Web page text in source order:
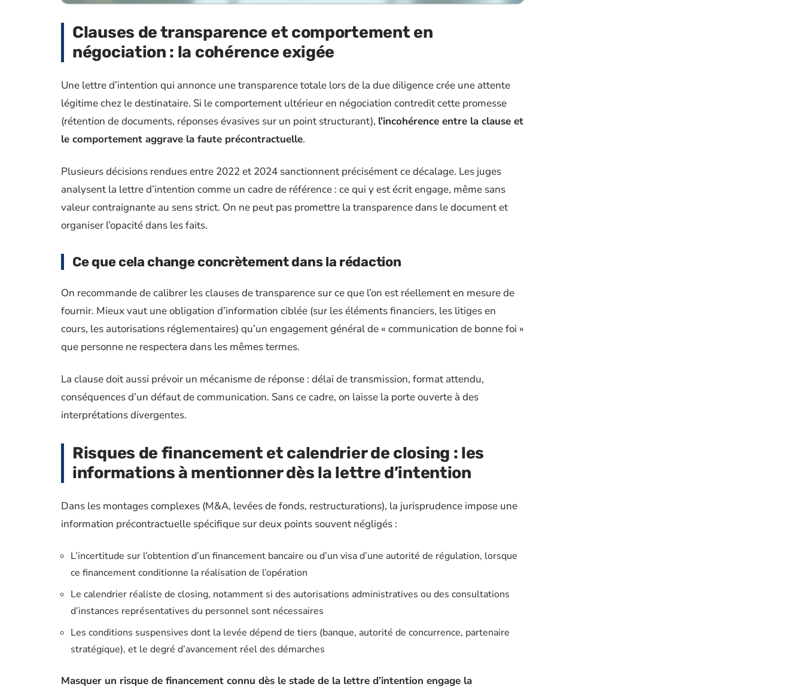
Clauses de transparence et comportement en
négociation : la cohérence exigée
Une lettre d’intention qui annonce une transparence totale lors de la due diligence crée une attente
légitime chez le destinataire. Si le comportement ultérieur en négociation contredit cette promesse
(rétention de documents, réponses évasives sur un point structurant), l’incohérence entre la clause et
le comportement aggrave la faute précontractuelle.
Plusieurs décisions rendues entre 2022 et 2024 sanctionnent précisément ce décalage. Les juges
analysent la lettre d’intention comme un cadre de référence : ce qui y est écrit engage, même sans
valeur contraignante au sens strict. On ne peut pas promettre la transparence dans le document et
organiser l’opacité dans les faits.
Ce que cela change concrètement dans la rédaction
On recommande de calibrer les clauses de transparence sur ce que l’on est réellement en mesure de
fournir. Mieux vaut une obligation d’information ciblée (sur les éléments financiers, les litiges en
cours, les autorisations réglementaires) qu’un engagement général de « communication de bonne foi »
que personne ne respectera dans les mêmes termes.
La clause doit aussi prévoir un mécanisme de réponse : délai de transmission, format attendu,
conséquences d’un défaut de communication. Sans ce cadre, on laisse la porte ouverte à des
interprétations divergentes.
Risques de financement et calendrier de closing : les
informations à mentionner dès la lettre d’intention
Dans les montages complexes (M&A, levées de fonds, restructurations), la jurisprudence impose une
information précontractuelle spécifique sur deux points souvent négligés :
L’incertitude sur l’obtention d’un financement bancaire ou d’un visa d’une autorité de régulation, lorsque
ce financement conditionne la réalisation de l’opération
Le calendrier réaliste de closing, notamment si des autorisations administratives ou des consultations
d’instances représentatives du personnel sont nécessaires
Les conditions suspensives dont la levée dépend de tiers (banque, autorité de concurrence, partenaire
stratégique), et le degré d’avancement réel des démarches
Masquer un risque de financement connu dès le stade de la lettre d’intention engage la